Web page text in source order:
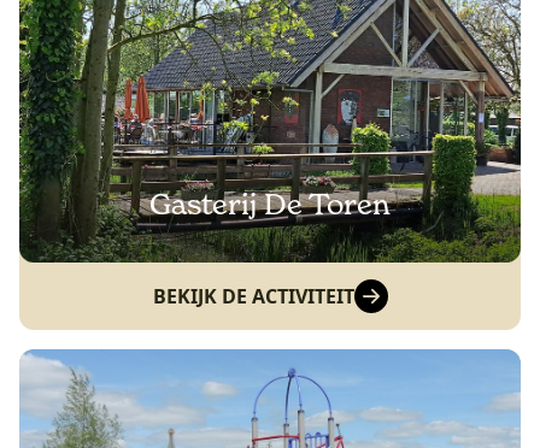
Gasterij De Toren
BEKIJK DE ACTIVITEIT